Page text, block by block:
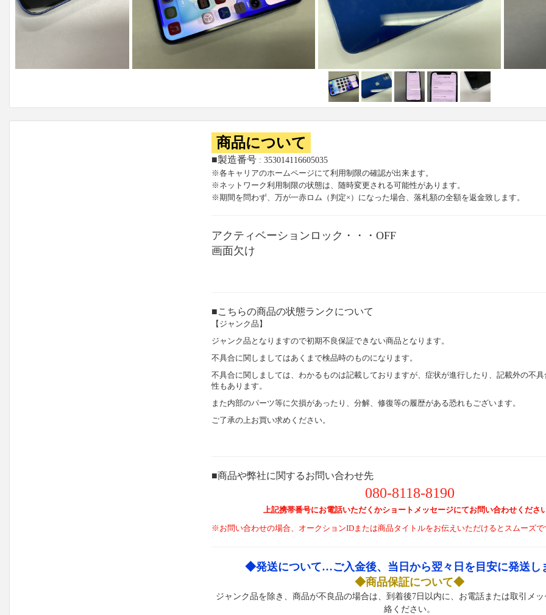
商品について
■製造番号 : 353014116605035
※各キャリアのホームページにて利用制限の確認が出来ます。
※ネットワーク利用制限の状態は、随時変更される可能性があります。
※期間を問わず、万が一赤ロム（判定×）になった場合、落札額の全額を返金致します。
アクティベーションロック・・・OFF
画面欠け
■こちらの商品の状態ランクについて
【ジャンク品】
ジャンク品となりますので初期不良保証できない商品となります。
不具合に関しましてはあくまで検品時のものになります。
不具合に関しましては、わかるものは記載しておりますが、症状が進行したり、記載外の不
性もあります。
また内部のパーツ等に欠損があったり、分解、修復等の履歴がある恐れもございます。
ご了承の上お買い求めください。
■商品や弊社に関するお問い合わせ先
080-8118-8190
上記携帯番号にお電話いただくかショートメッセージにてお問い合わせください
※お問い合わせの場合、オークションIDまたは商品タイトルをお伝えいただけるとスムーズで
◆発送について…ご入金後、当日から翌々日を目安に発送
◆商品保証について◆
ジャンク品を除き、商品が不良品の場合は、到着後7日以内に、お電話または取引メ
絡ください。